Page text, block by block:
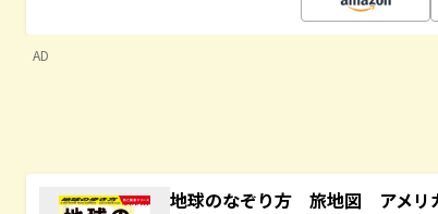
AD
地球のなぞり方 旅地図 アメリ